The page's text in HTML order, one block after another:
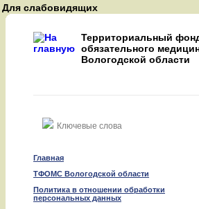
Для слабовидящихA
A
Территориальный
обязательного
Вологодской области
Главная
ТФОМС Вологодской области
Политика в отношении обработки
персональных данных